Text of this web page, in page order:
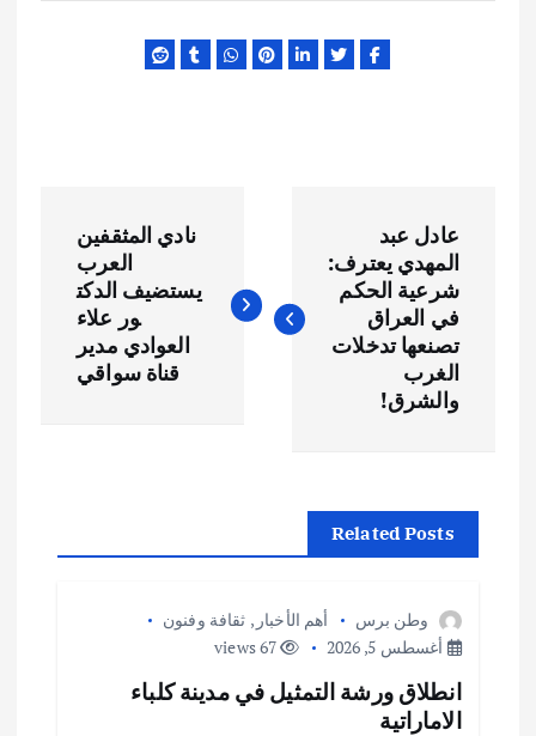
ص
م
عادل عبد
المهدي يعترف:
شرعية الحكم
في العراق
تصنعها تدخلات
الغرب
والشرق!
نادي المثقفين
العرب
يستضيف الدكت
ور علاء
العوادي مدير
قناة سواقي
Related Posts
وطن برس أهم الأخبار , ثقافة وفنون
أغسطس 5, 2026
67 views
انطلاق ورشة التمثيل في مدينة كلباء
الاماراتية